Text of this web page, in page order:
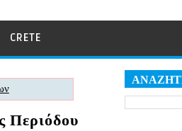
CRETE
Περιόδου